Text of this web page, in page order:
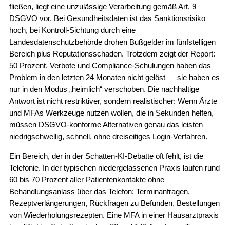
fließen, liegt eine unzulässige Verarbeitung gemäß Art. 9
DSGVO vor. Bei Gesundheitsdaten ist das Sanktionsrisiko
hoch, bei Kontroll-Sichtung durch eine
Landesdatenschutzbehörde drohen Bußgelder im fünfstelligen
Bereich plus Reputationsschaden. Trotzdem zeigt der Report:
50 Prozent. Verbote und Compliance-Schulungen haben das
Problem in den letzten 24 Monaten nicht gelöst — sie haben es
nur in den Modus „heimlich“ verschoben. Die nachhaltige
Antwort ist nicht restriktiver, sondern realistischer: Wenn Ärzte
und MFAs Werkzeuge nutzen wollen, die in Sekunden helfen,
müssen DSGVO-konforme Alternativen genau das leisten —
niedrigschwellig, schnell, ohne dreiseitiges Login-Verfahren.
Ein Bereich, der in der Schatten-KI-Debatte oft fehlt, ist die
Telefonie. In der typischen niedergelassenen Praxis laufen rund
60 bis 70 Prozent aller Patientenkontakte ohne
Behandlungsanlass über das Telefon: Terminanfragen,
Rezeptverlängerungen, Rückfragen zu Befunden, Bestellungen
von Wiederholungsrezepten. Eine MFA in einer Hausarztpraxis